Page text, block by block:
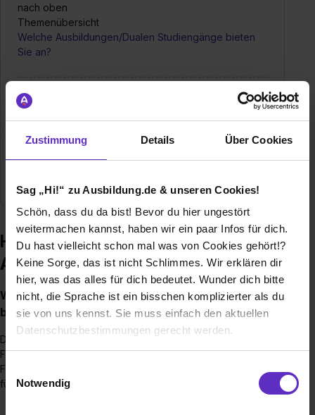
Zustimmung Details Über Cookies
Sag „Hi!“ zu Ausbildung.de & unseren Cookies!
Schön, dass du da bist! Bevor du hier ungestört
weitermachen kannst, haben wir ein paar Infos für dich.
Du hast vielleicht schon mal was von Cookies gehört!?
Keine Sorge, das ist nicht Schlimmes. Wir erklären dir
hier, was das alles für dich bedeutet. Wunder dich bitte
nicht, die Sprache ist ein bisschen komplizierter als du
sie von uns kennst. Sie muss einfach den aktuellen
Datenschutzbestimmungen gerecht werden.
Notwendig
nach oben
Themenübersicht
Welche Ausbildungen/Dualen Studiengänge bieten
Sie an?
Wie viele Ausbildungsstellen werden jährlich bei
Häufige Fragen zur Ausbildung –
Aagon GmbH
Welche Ausbildungen/Dualen Studiengänge
bieten Sie an?
Die Bewerber können sich zwischen Fachinformatiker/-in -
Fachgebiet: Systemintegration, Fachinformatiker/-in -
Fachgebiet: Anwendungsentwicklung sowie Kaufmann/-frau
für IT-System-Management entscheiden.